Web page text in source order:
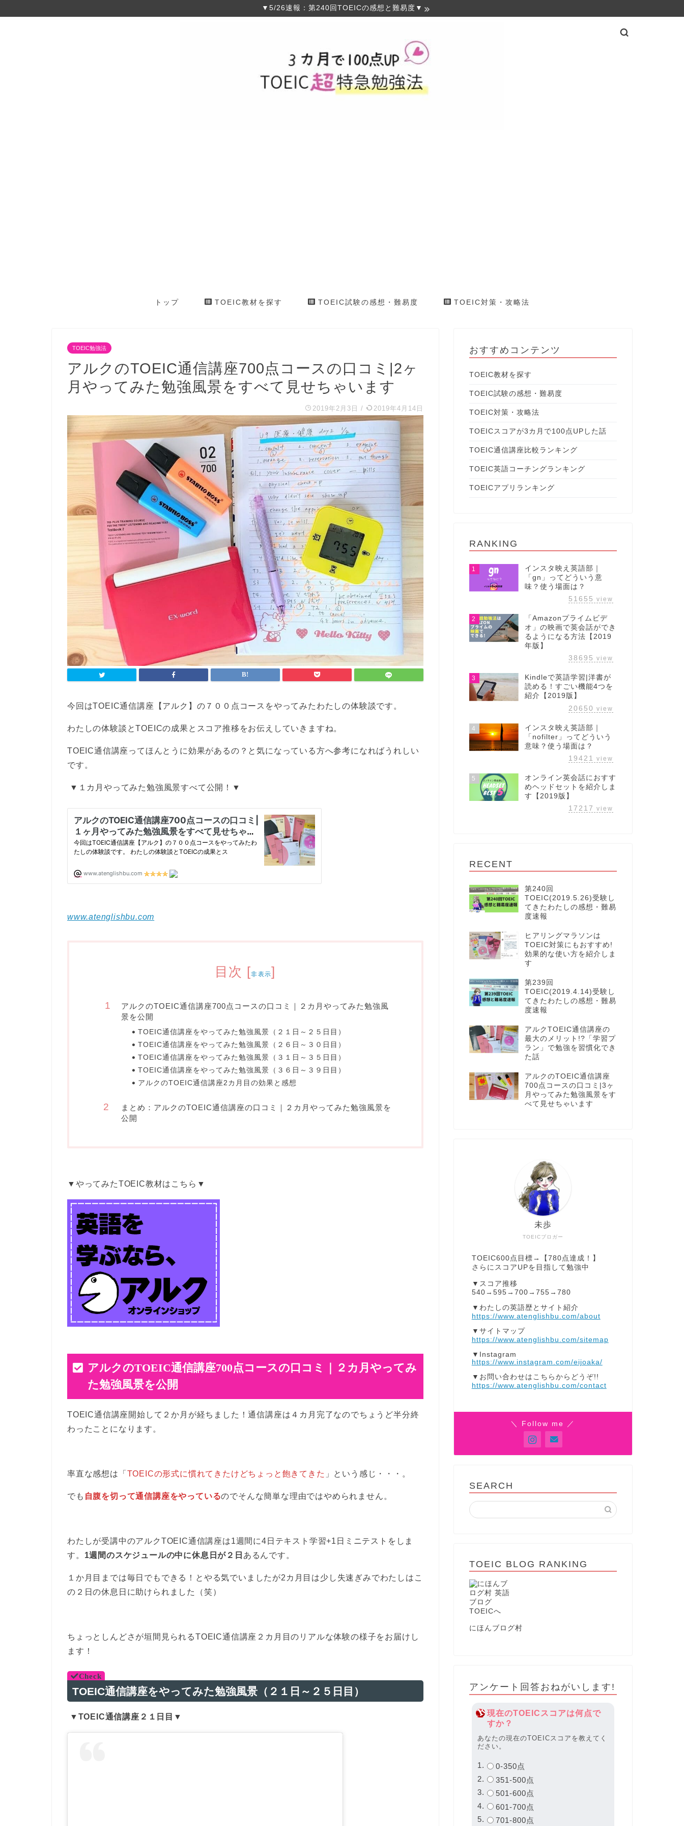
▼5/26速報：第240回TOEICの感想と難易度▼
トップ TOEIC教材を探す TOEIC試験の感想・難易度 TOEIC対策・攻略法
TOEIC勉強法
アルクのTOEIC通信講座700点コースの口コミ|2ヶ
月やってみた勉強風景をすべて見せちゃいます
2019年2月3日 / 2019年4月14日
今回はTOEIC通信講座【アルク】の７００点コースをやってみたわたしの体験談です。
わたしの体験談とTOEICの成果とスコア推移をお伝えしていきますね。
TOEIC通信講座ってほんとうに効果があるの？と気になっている方へ参考になればうれしい
です。
▼１カ月やってみた勉強風景すべて公開！▼
www.atenglishbu.com
目次 [非表示]
アルクのTOEIC通信講座700点コースの口コミ｜２カ月やってみた勉強風
景を公開
TOEIC通信講座をやってみた勉強風景（２１日～２５日目）
TOEIC通信講座をやってみた勉強風景（２６日～３０日目）
TOEIC通信講座をやってみた勉強風景（３１日～３５日目）
TOEIC通信講座をやってみた勉強風景（３６日～３９日目）
アルクのTOEIC通信講座2カ月目の効果と感想
まとめ：アルクのTOEIC通信講座の口コミ｜２カ月やってみた勉強風景を
公開
▼やってみたTOEIC教材はこちら▼
アルクのTOEIC通信講座700点コースの口コミ｜２カ月やってみ
た勉強風景を公開
TOEIC通信講座開始して２か月が経ちました！通信講座は４カ月完了なのでちょうど半分終
わったことになります。
率直な感想は「 TOEICの形式に慣れてきたけどちょっと飽きてきた 」という感じ・・・。
でも 自腹を切って通信講座をやっているのでそんな簡単な理由ではやめられません。
わたしが受講中のアルクTOEIC通信講座は1週間に4日テキスト学習+1日ミニテストをしま
す。 1週間のスケジュールの中に休息日が２日 あるんです。
１か月目までは毎日でもできる！とやる気でいましたが2カ月目は少し失速ぎみでわたしはこ
の２日の休息日に助けられました（笑）
ちょっとしんどさが垣間見られるTOEIC通信講座２カ月目のリアルな体験の様子をお届けし
ます！
TOEIC通信講座をやってみた勉強風景（２１日～２５日目）
▼TOEIC通信講座２１日目▼
おすすめコンテンツ
TOEIC教材を探す
TOEIC試験の感想・難易度
TOEIC対策・攻略法
TOEICスコアが3カ月で100点UPした話
TOEIC通信講座比較ランキング
TOEIC英語コーチングランキング
TOEICアプリランキング
RANKING
1
インスタ映え英語部｜
「gn」ってどういう意
味？使う場面は？
51655 view
2
「Amazonプライムビデ
オ」の映画で英会話ができ
るようになる方法【2019
年版】
38695 view
3
Kindleで英語学習|洋書が
読める！すごい機能4つを
紹介【2019版】
20650 view
4
インスタ映え英語部｜
「nofilter」ってどういう
意味？使う場面は？
19421
view
5
オンライン英会話におすす
めヘッドセットを紹介しま
す【2019版】
17217 view
RECENT
第240回
TOEIC(2019.5.26)受験し
てきたわたしの感想・難易
度速報
ヒアリングマラソンは
TOEIC対策にもおすすめ!
効果的な使い方を紹介しま
す
第239回
TOEIC(2019.4.14)受験し
てきたわたしの感想・難易
度速報
アルクTOEIC通信講座の
最大のメリット!?「学習プ
ラン」で勉強を習慣化でき
た話
アルクのTOEIC通信講座
700点コースの口コミ|3ヶ
月やってみた勉強風景をす
べて見せちゃいます
TOEICブロガー
未歩
TOEIC600点目標→【780点達成！】
さらにスコアUPを目指して勉強中
▼スコア推移
540→595→700→755→780
▼わたしの英語歴とサイト紹介
https://www.atenglishbu.com/about
▼サイトマップ
https://www.atenglishbu.com/sitemap
▼Instagram
https://www.instagram.com/eijoaka/
▼お問い合わせはこちらからどうぞ!!
https://www.atenglishbu.com/contact
＼ Follow me ／
SEARCH
TOEIC BLOG RANKING
にほんブログ村
アンケート回答おねがいします!
現在のTOEICスコアは何点で
すか？
あなたの現在のTOEICスコアを教えてく
ださい。
0-350点
351-500点
501-600点
601-700点
701-800点